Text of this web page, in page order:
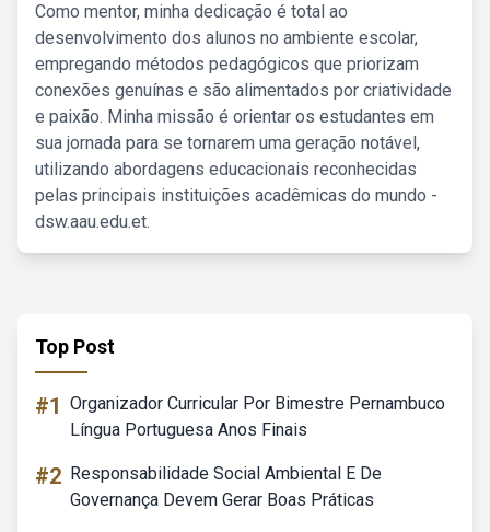
Como mentor, minha dedicação é total ao
desenvolvimento dos alunos no ambiente escolar,
empregando métodos pedagógicos que priorizam
conexões genuínas e são alimentados por criatividade
e paixão. Minha missão é orientar os estudantes em
sua jornada para se tornarem uma geração notável,
utilizando abordagens educacionais reconhecidas
pelas principais instituições acadêmicas do mundo -
dsw.aau.edu.et.
Top Post
#1 Organizador Curricular Por Bimestre Pernambuco
Língua Portuguesa Anos Finais
#2 Responsabilidade Social Ambiental E De
Governança Devem Gerar Boas Práticas